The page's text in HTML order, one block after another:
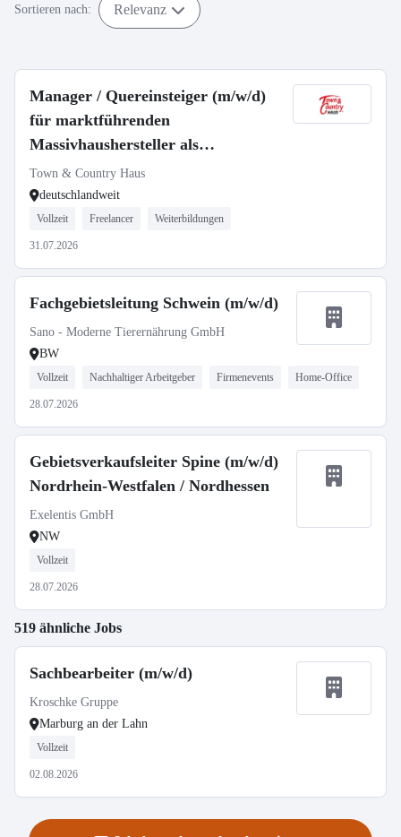
Sortieren nach: Relevanz
Manager / Quereinsteiger (m/w/d)
für marktführenden
Massivhaushersteller als
selbstständiger Gebietsleiter
Town & Country Haus
deutschlandweit
Vollzeit Freelancer Weiterbildungen
31.07.2026
Fachgebietsleitung Schwein (m/w/d)
Sano - Moderne Tierernährung GmbH
BW
Vollzeit Nachhaltiger Arbeitgeber Firmenevents Home-Office
28.07.2026
Gebietsverkaufsleiter Spine (m/w/d)
Nordrhein-Westfalen / Nordhessen
Exelentis GmbH
NW
Vollzeit
28.07.2026
519 ähnliche Jobs
Sachbearbeiter (m/w/d)
Kroschke Gruppe
Marburg an der Lahn
Vollzeit
02.08.2026